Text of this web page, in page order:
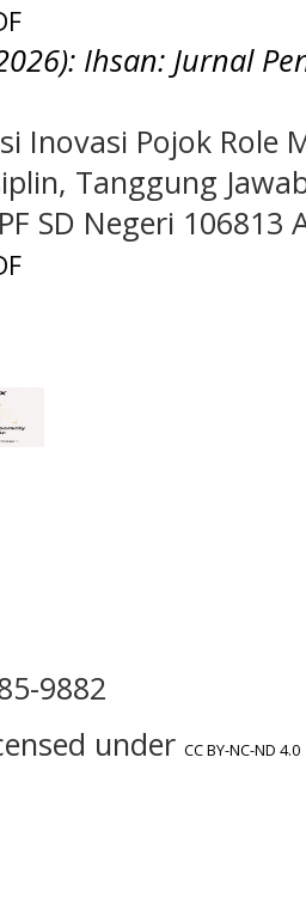
Ihsan: Jurnal
Inovasi Pojok Role
Tanggung
SD Negeri 106813
9882
under CC BY-NC-ND 4.0